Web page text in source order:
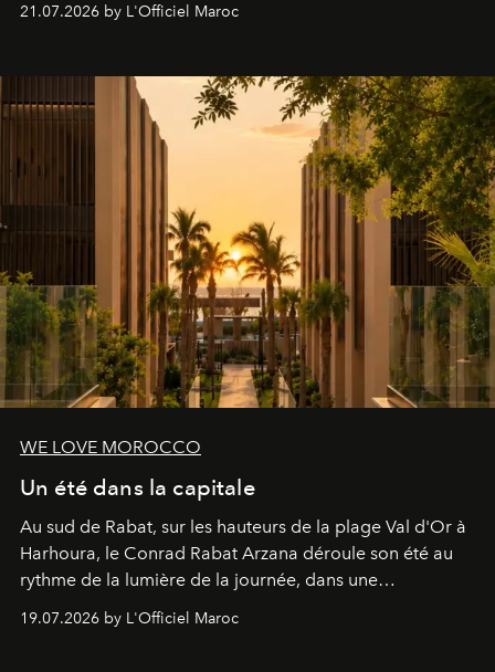
londonien et construite depuis autour d'un actif breveté,
21.07.2026 by L'Officiel Maroc
WE LOVE MOROCCO
Un été dans la capitale
Au sud de Rabat, sur les hauteurs de la plage Val d'Or à
Harhoura, le Conrad Rabat Arzana déroule son été au
rythme de la lumière de la journée, dans une
rendez-vous avec l’océan.
19.07.2026 by L'Officiel Maroc